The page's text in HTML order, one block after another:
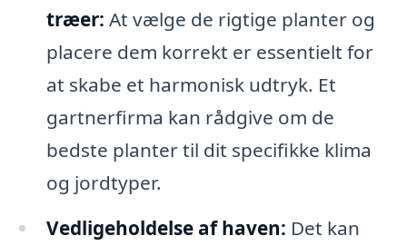
træer: At vælge de rigtige planter og
placere dem korrekt er essentielt for
at skabe et harmonisk udtryk. Et
gartnerfirma kan rådgive om de
bedste planter til dit specifikke klima
og jordtyper.
Vedligeholdelse af haven: Det kan